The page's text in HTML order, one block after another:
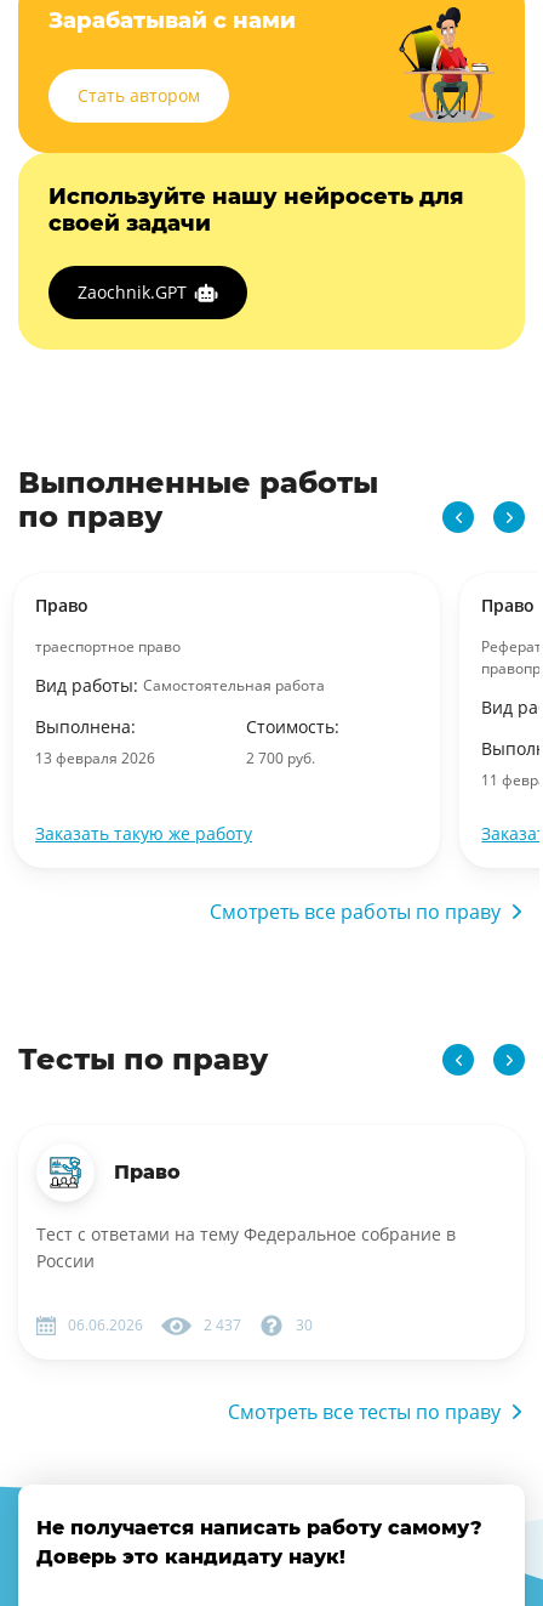
Зарабатывай с нами
Стать автором
Используйте нашу нейросеть для
своей задачи
Zaochnik.GPT
Выполненные работы
по праву
Право
траеспортное право
Вид работы: Самостоятельная работа
Выполнена:
13 февраля 2026
Стоимость:
2 700 руб.
Заказать такую же работу
Право
Вид
11
Смотреть все работы по праву
Тесты по праву
Право
Тест с ответами на тему Федеральное собрание в
России
06.06.2026 2 437 30
Смотреть все тесты по праву
Не получается написать работу самому?
Доверь это кандидату наук!